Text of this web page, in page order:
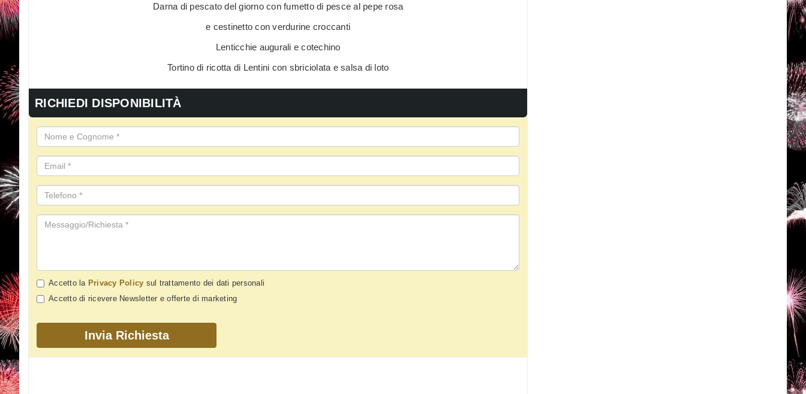
Darna di pescato del giorno con fumetto di pesce al pepe rosa
e cestinetto con verdurine croccanti
Lenticchie augurali e cotechino
Tortino di ricotta di Lentini con sbriciolata e salsa di loto
RICHIEDI DISPONIBILITÀ
Accetto la Privacy Policy sul trattamento dei dati personali
Accetto di ricevere Newsletter e offerte di marketing